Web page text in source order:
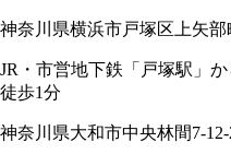
神奈川県横浜市戸塚区上矢部
JR・市営地下鉄「戸塚駅」
徒歩1分
神奈川県大和市中央林間7-12-